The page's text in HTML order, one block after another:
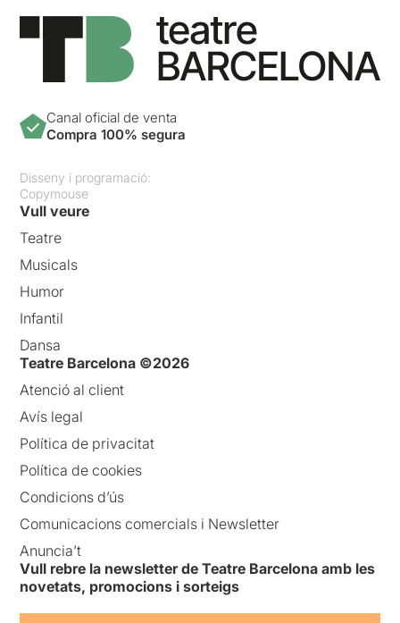
Canal oficial de venta
Compra 100% segura
Disseny i programació:
Copymouse
Vull veure
Teatre
Musicals
Humor
Infantil
Dansa
Teatre Barcelona ©2026
Atenció al client
Avís legal
Política de privacitat
Política de cookies
Condicions d’ús
Comunicacions comercials i Newsletter
Anuncia’t
Vull rebre la newsletter de Teatre Barcelona amb les
novetats, promocions i sorteigs